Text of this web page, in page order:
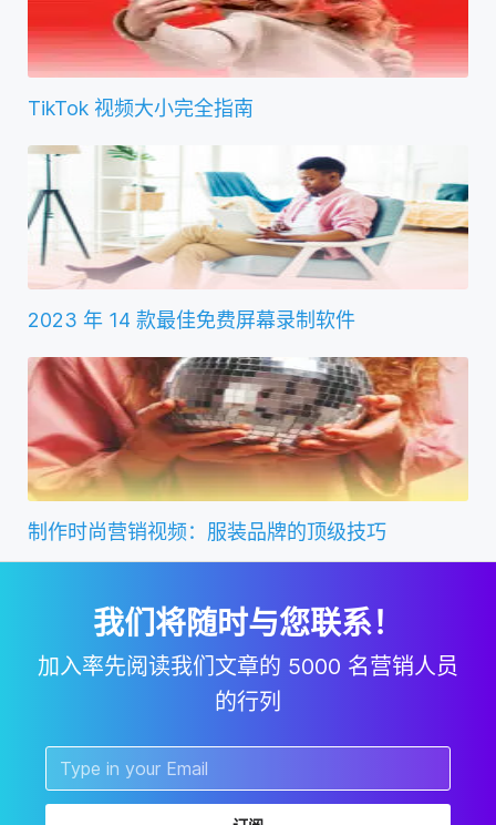
TikTok 视频大小完全指南
2023 年 14 款最佳免费屏幕录制软件
制作时尚营销视频：服装品牌的顶级技巧
我们将随时与您联系！
加入率先阅读我们文章的 5000 名营销人员
的行列